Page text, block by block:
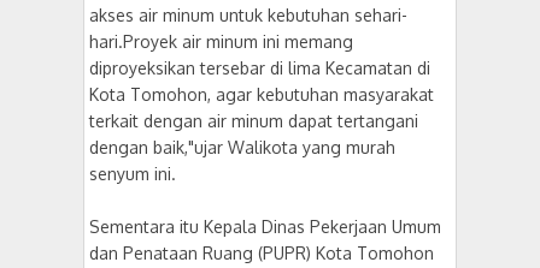
akses air minum untuk kebutuhan sehari-
hari.Proyek air minum ini memang
diproyeksikan tersebar di lima Kecamatan di
Kota Tomohon, agar kebutuhan masyarakat
terkait dengan air minum dapat tertangani
dengan baik,"ujar Walikota yang murah
senyum ini.
Sementara itu Kepala Dinas Pekerjaan Umum
dan Penataan Ruang (PUPR) Kota Tomohon